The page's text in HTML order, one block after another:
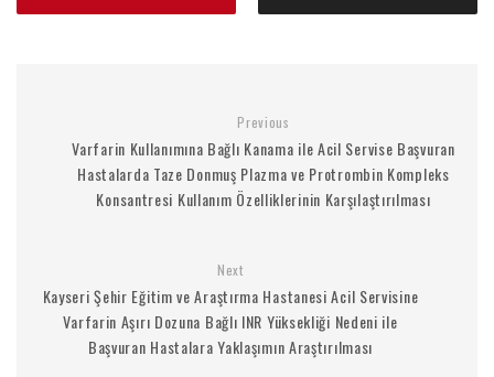
Previous
Varfarin Kullanımına Bağlı Kanama ile Acil Servise Başvuran
Hastalarda Taze Donmuş Plazma ve Protrombin Kompleks
Konsantresi Kullanım Özelliklerinin Karşılaştırılması
Next
Kayseri Şehir Eğitim ve Araştırma Hastanesi Acil Servisine
Varfarin Aşırı Dozuna Bağlı INR Yüksekliği Nedeni ile
Başvuran Hastalara Yaklaşımın Araştırılması